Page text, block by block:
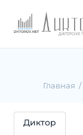
Главная
Диктор